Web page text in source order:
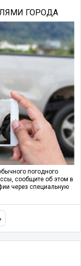
ГОРОДА
погодного
сообщите об этом в
через специальную